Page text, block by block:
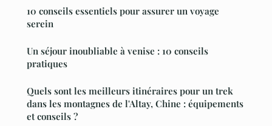
10 conseils essentiels pour assurer un voyage
serein
Un séjour inoubliable à venise : 10 conseils
pratiques
Quels sont les meilleurs itinéraires pour un trek
dans les montagnes de l'Altay, Chine : équipements
et conseils ?